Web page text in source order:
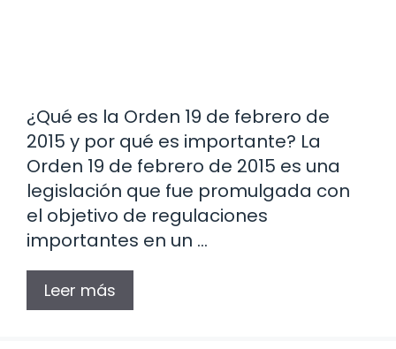
¿Qué es la Orden 19 de febrero de
2015 y por qué es importante? La
Orden 19 de febrero de 2015 es una
legislación que fue promulgada con
el objetivo de regulaciones
importantes en un …
Leer más